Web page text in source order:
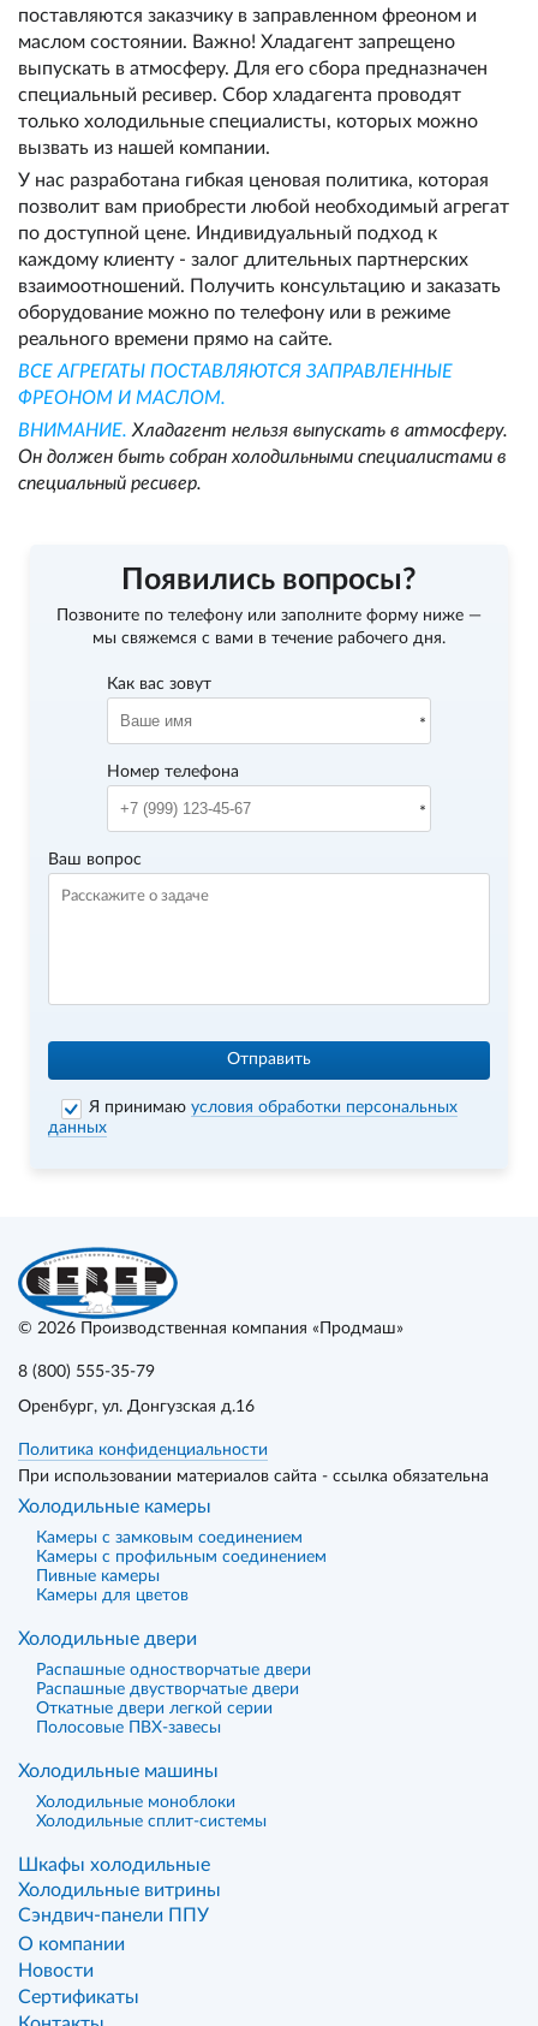
поставляются заказчику в заправленном фреоном и
маслом состоянии. Важно! Хладагент запрещено
выпускать в атмосферу. Для его сбора предназначен
специальный ресивер. Сбор хладагента проводят
только холодильные специалисты, которых можно
вызвать из нашей компании.
У нас разработана гибкая ценовая политика, которая
позволит вам приобрести любой необходимый агрегат
по доступной цене. Индивидуальный подход к
каждому клиенту - залог длительных партнерских
взаимоотношений. Получить консультацию и заказать
оборудование можно по телефону или в режиме
реального времени прямо на сайте.
ВСЕ АГРЕГАТЫ ПОСТАВЛЯЮТСЯ ЗАПРАВЛЕННЫЕ
ФРЕОНОМ И МАСЛОМ.
ВНИМАНИЕ. Хладагент нельзя выпускать в атмосферу.
Он должен быть собран холодильными специалистами в
специальный ресивер.
Появились вопросы?
Позвоните по телефону или заполните форму ниже —
мы свяжемся с вами в течение рабочего дня.
Как вас зовут
Номер телефона
Ваш вопрос
Отправить
Я принимаюусловия обработки персональных
данных
© 2026 Производственная компания «Продмаш»
8 (800) 555-35-79
Оренбург, ул. Донгузская д.16
Политика конфиденциальности
При использовании материалов сайта - ссылка обязательна
Холодильные камеры
Камеры с замковым соединением
Камеры с профильным соединением
Пивные камеры
Камеры для цветов
Холодильные двери
Распашные одностворчатые двери
Распашные двустворчатые двери
Откатные двери легкой серии
Полосовые ПВХ-завесы
Холодильные машины
Холодильные моноблоки
Холодильные сплит-системы
Шкафы холодильные
Холодильные витрины
Сэндвич-панели ППУ
О компании
Новости
Сертификаты